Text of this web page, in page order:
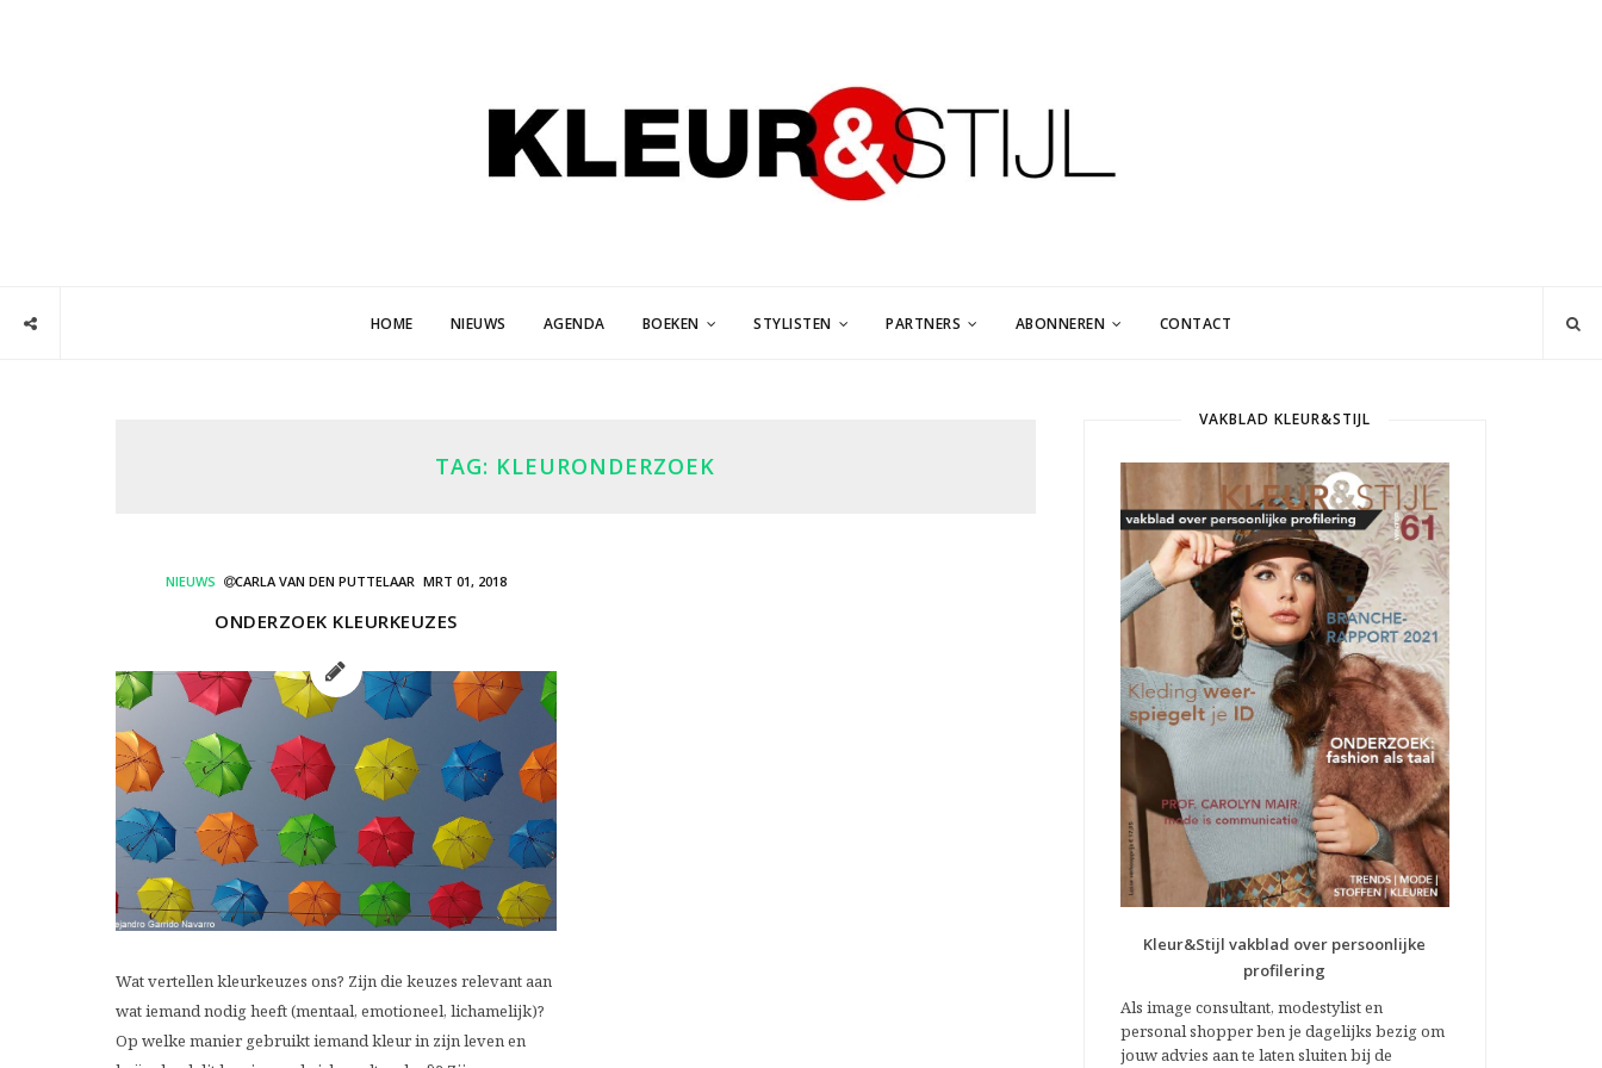
HOME NIEUWS AGENDA BOEKEN STYLISTEN PARTNERS ABONNEREN CONTACT
TAG: KLEURONDERZOEK
NIEUWS CARLA VAN DEN PUTTELAAR MRT 01, 2018
ONDERZOEK KLEURKEUZES
Wat vertellen kleurkeuzes ons? Zijn die keuzes relevant aan
wat iemand nodig heeft (mentaal, emotioneel, lichamelijk)?
Op welke manier gebruikt iemand kleur in zijn leven en
VAKBLAD KLEUR&STIJL
Kleur&Stijl vakblad over persoonlijke
profilering
Als image consultant, modestylist en
personal shopper ben je dagelijks bezig om
jouw advies aan te laten sluiten bij de